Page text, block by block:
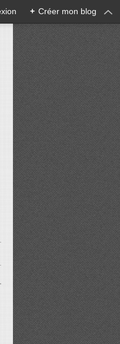
+ Créer mon blog